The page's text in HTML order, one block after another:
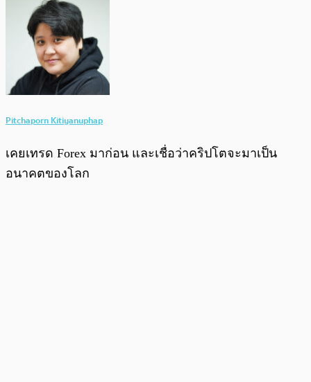
Pitchaporn Kitiyanuphap
เคยเทรด Forex มาก่อน และเชื่อว่าคริปโตจะมาเป็น
อนาคตของโลก